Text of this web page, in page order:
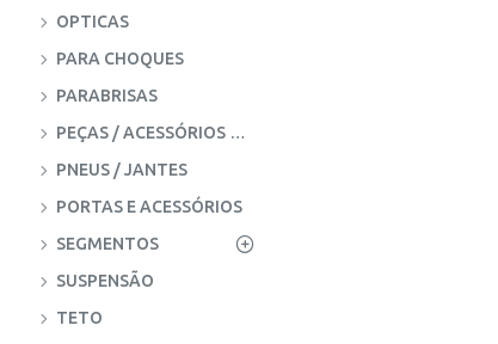
OPTICAS
PARA CHOQUES
PARABRISAS
PEÇAS / ACESSÓRIOS DO MOTOR
PNEUS / JANTES
PORTAS E ACESSÓRIOS
SEGMENTOS
SUSPENSÃO
TETO